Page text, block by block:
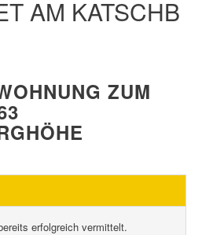
AM KATSCHB
ZUM
erfolgreich vermittelt.